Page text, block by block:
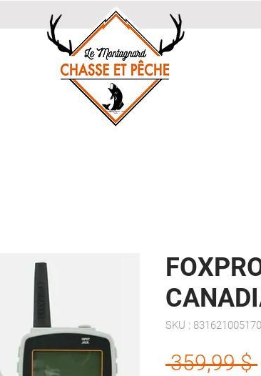
SKU : 831621005170
359,99 $